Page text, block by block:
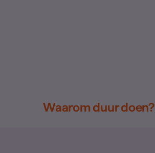
Waarom duur doen?